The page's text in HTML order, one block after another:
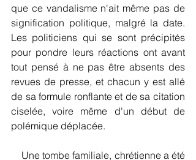
que ce vandalisme n'ait même pas de
signification politique, malgré la date.
Les politiciens qui se sont précipités
pour pondre leurs réactions ont avant
tout pensé à ne pas être absents des
revues de presse, et chacun y est allé
de sa formule ronflante et de sa citation
ciselée, voire même d'un début de
polémique déplacée.